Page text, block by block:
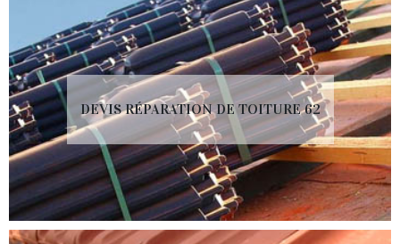
DEVIS RÉPARATION DE TOITURE 62